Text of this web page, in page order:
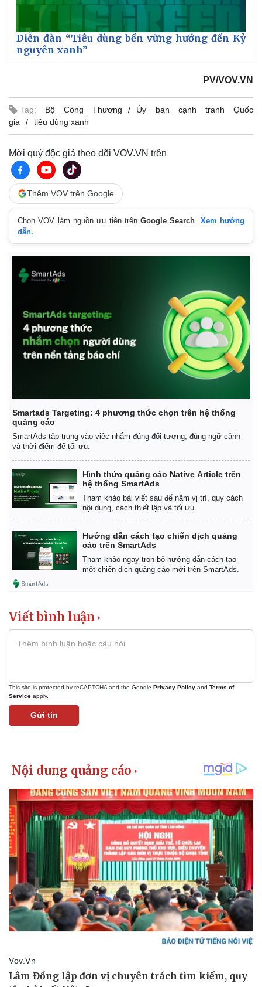
Bất động sản
Khởi nghiệp
Diễn đàn “Tiêu dùng bền vững hướng đến Kỷ
nguyên xanh”
PV/VOV.VN
Tag: Bộ Công Thương
Ủy ban cạnh tranh Quốc
gia
tiêu dùng xanh
Mời quý độc giả theo dõi VOV.VN trên
Thêm VOV trên Google
Chọn VOV làm nguồn ưu tiên trênGoogle Search
Xem hướng
dẫn.
Smartads Targeting: 4 phương thức chọn trên hệ thống
quảng cáo
SmartAds tập trung vào việc nhắm đúng đối tượng, đúng ngữ cảnh
và thời điểm để tối ưu.
Hình thức quảng cáo Native Article trên
hệ thống SmartAds
Tham khảo bài viết sau để nắm vị trí, quy cách
nội dung, cách thiết lập và tối ưu.
Hướng dẫn cách tạo chiến dịch quảng
cáo trên SmartAds
Tham khảo ngay trọn bộ hướng dẫn cách tạo
một chiến dịch quảng cáo mới trên SmartAds.
Viết bình luận
This site is protected by reCAPTCHA and the Google Privacy Policy and Terms of
Service apply.
Gửi tin